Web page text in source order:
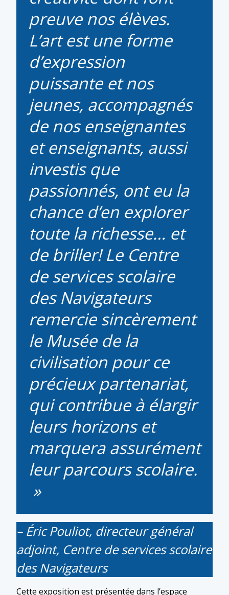
preuve nos élèves.
L’art est une forme
d’expression
puissante et nos
jeunes, accompagnés
de nos enseignantes
et enseignants, aussi
investis que
passionnés, ont eu la
chance d’en explorer
toute la richesse… et
de briller! Le Centre
de services scolaire
des Navigateurs
remercie sincèrement
le Musée de la
civilisation pour ce
précieux partenariat,
qui contribue à élargir
leurs horizons et
marquera assurément
leur parcours scolaire.
– Éric Pouliot, directeur général
adjoint, Centre de services scolaire
des Navigateurs
Cette exposition est présentée dans l’espace